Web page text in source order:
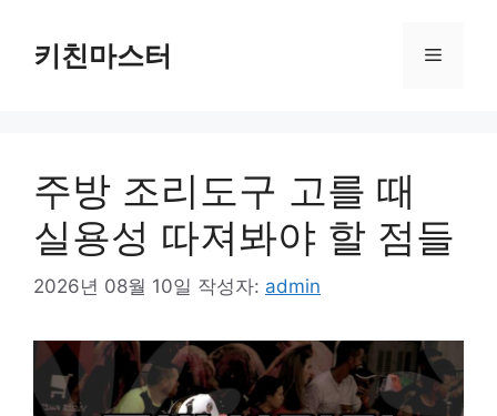
키친마스터 메
주방 조리도구 고를 때
실용성 따져봐야 할 점들
2026년 08월 10일 작성자: admin